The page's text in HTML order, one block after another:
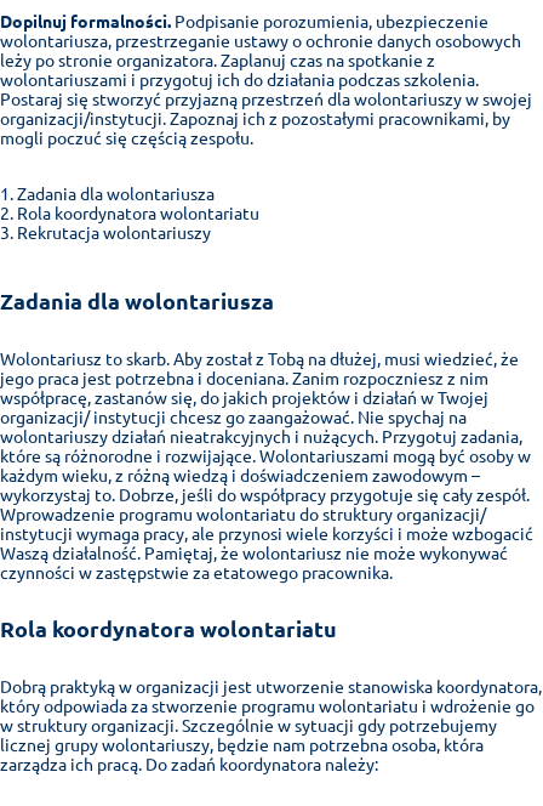
Dopilnuj formalności. Podpisanie porozumienia, ubezpieczenie
wolontariusza, przestrzeganie ustawy o ochronie danych osobowych
leży po stronie organizatora. Zaplanuj czas na spotkanie z
wolontariuszami i przygotuj ich do działania podczas szkolenia.
Postaraj się stworzyć przyjazną przestrzeń dla wolontariuszy w swojej
organizacji/instytucji. Zapoznaj ich z pozostałymi pracownikami, by
mogli poczuć się częścią zespołu.
Zadania dla wolontariusza
Rola koordynatora wolontariatu
Rekrutacja wolontariuszy
Zadania dla wolontariusza
Wolontariusz to skarb. Aby został z Tobą na dłużej, musi wiedzieć, że
jego praca jest potrzebna i doceniana. Zanim rozpoczniesz z nim
współpracę, zastanów się, do jakich projektów i działań w Twojej
organizacji/ instytucji chcesz go zaangażować. Nie spychaj na
wolontariuszy działań nieatrakcyjnych i nużących. Przygotuj zadania,
które są różnorodne i rozwijające. Wolontariuszami mogą być osoby w
każdym wieku, z różną wiedzą i doświadczeniem zawodowym –
wykorzystaj to. Dobrze, jeśli do współpracy przygotuje się cały zespół.
Wprowadzenie programu wolontariatu do struktury organizacji/
instytucji wymaga pracy, ale przynosi wiele korzyści i może wzbogacić
Waszą działalność. Pamiętaj, że wolontariusz nie może wykonywać
czynności w zastępstwie za etatowego pracownika.
Rola koordynatora wolontariatu
Dobrą praktyką w organizacji jest utworzenie stanowiska koordynatora,
który odpowiada za stworzenie programu wolontariatu i wdrożenie go
w struktury organizacji. Szczególnie w sytuacji gdy potrzebujemy
licznej grupy wolontariuszy, będzie nam potrzebna osoba, która
zarządza ich pracą. Do zadań koordynatora należy: